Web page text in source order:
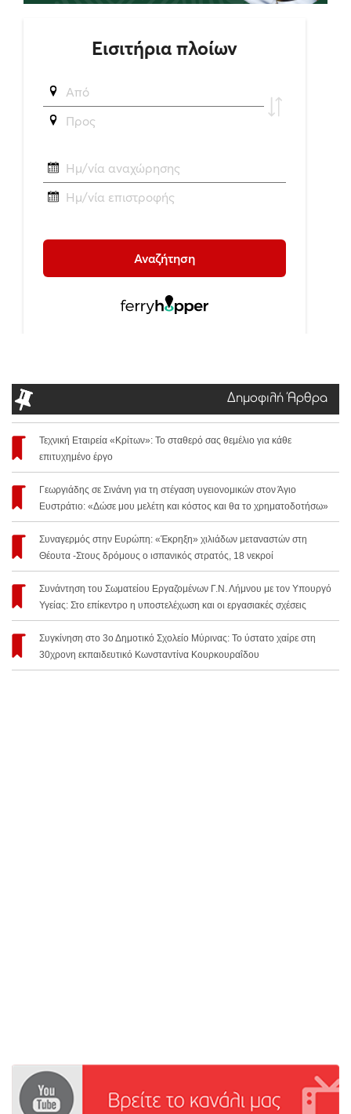
Δημοφιλή Άρθρα
Τεχνική Εταιρεία «Κρίτων»: Το σταθερό σας θεμέλιο για κάθε
επιτυχημένο έργο
Γεωργιάδης σε Σινάνη για τη στέγαση υγειονομικών στον Άγιο
Ευστράτιο: «Δώσε μου μελέτη και κόστος και θα το χρηματοδοτήσω»
Συναγερμός στην Ευρώπη: «Έκρηξη» χιλιάδων μεταναστών στη
Θέουτα -Στους δρόμους ο ισπανικός στρατός, 18 νεκροί
Συνάντηση του Σωματείου Εργαζομένων Γ.Ν. Λήμνου με τον Υπουργό
Υγείας: Στο επίκεντρο η υποστελέχωση και οι εργασιακές σχέσεις
Συγκίνηση στο 3ο Δημοτικό Σχολείο Μύρινας: Το ύστατο χαίρε στη
30χρονη εκπαιδευτικό Κωνσταντίνα Κουρκουραΐδου